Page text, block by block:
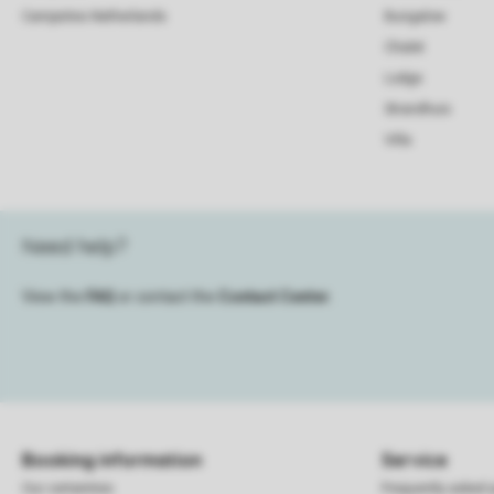
Need help?
View the FAQ or contact the Contact Center
Booking information Service